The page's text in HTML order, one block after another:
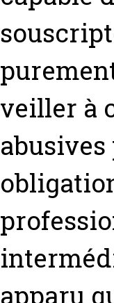
veiller à
apparu